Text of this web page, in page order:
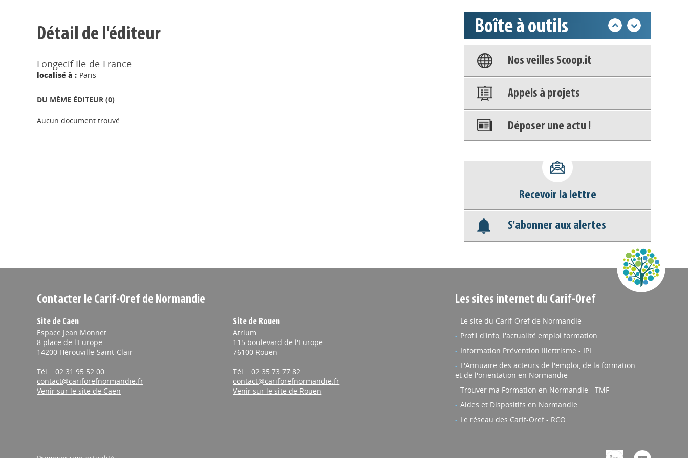
Détail de l'éditeur
Fongecif Ile-de-France
localisé à : Paris
DU MÊME ÉDITEUR (0)
Aucun document trouvé
Boîte à outils
Base documentaire
Nos veilles Scoop.it
Appels à projets
Déposer une actu !
déconnecter)
Base documentaire
Nos veilles Scoop.it
Recevoir la lettre
S'abonner aux alertes
Contacter le Carif-Oref de Normandie
Site de Caen
Espace Jean Monnet
8 place de l'Europe
14200 Hérouville-Saint-Clair
Tél. : 02 31 95 52 00
contact@cariforefnormandie.fr
Venir sur le site de Caen
Site de Rouen
Atrium
115 boulevard de l'Europe
76100 Rouen
Tél. : 02 35 73 77 82
contact@cariforefnormandie.fr
Venir sur le site de Rouen
Les sites internet du Carif-Oref
Le site du Carif-Oref de Normandie
Profil d'info, l'actualité emploi formation
Information Prévention Illettrisme - IPI
L'Annuaire des acteurs de l'emploi, de la formation
et de l'orientation en Normandie
Trouver ma Formation en Normandie - TMF
Aides et Dispositifs en Normandie
Le réseau des Carif-Oref - RCO